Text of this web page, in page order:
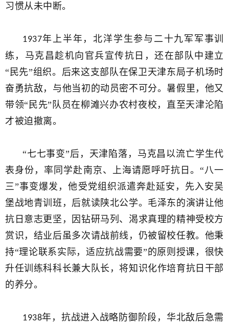
习惯从未中断。
1937年上半年，北洋学生参与二十九军军事训
练，马克昌趁机向官兵宣传抗日，还在部队中建立
“民先”组织。后来这支部队在保卫天津东局子机场时
奋勇抗敌，与他当初的动员密不可分。暑假里，他又
带领“民先”队员在柳滩兴办农村夜校，直至天津沦陷
才被迫撤离。
“七七事变”后，天津陷落，马克昌以流亡学生代
表身份，率同学赴南京、上海请愿呼吁抗日。“八一
三”事变爆发，他受党组织派遣奔赴延安，先入安吴
堡战地青训班，后就读陕北公学。毛泽东的演讲让他
抗日意志更坚，因钻研马列、渴求真理的精神受校方
赏识，结业后虽多次请战前线，仍被留校任教。他秉
持“理论联系实际，适应抗战需要”的原则授课，很快
升任训练科科长兼大队长，将知识化作培育抗日干部
的养分。
1938年，抗战进入战略防御阶段，华北敌后急需